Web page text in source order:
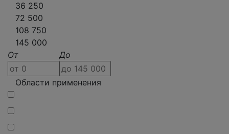
36 250
72 500
108 750
145 000
От
До
Области применения